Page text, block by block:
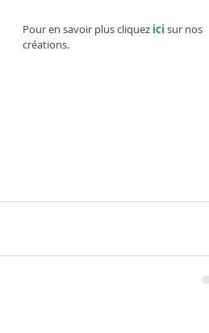
Pour en savoir plus cliquez ici sur nos
créations.